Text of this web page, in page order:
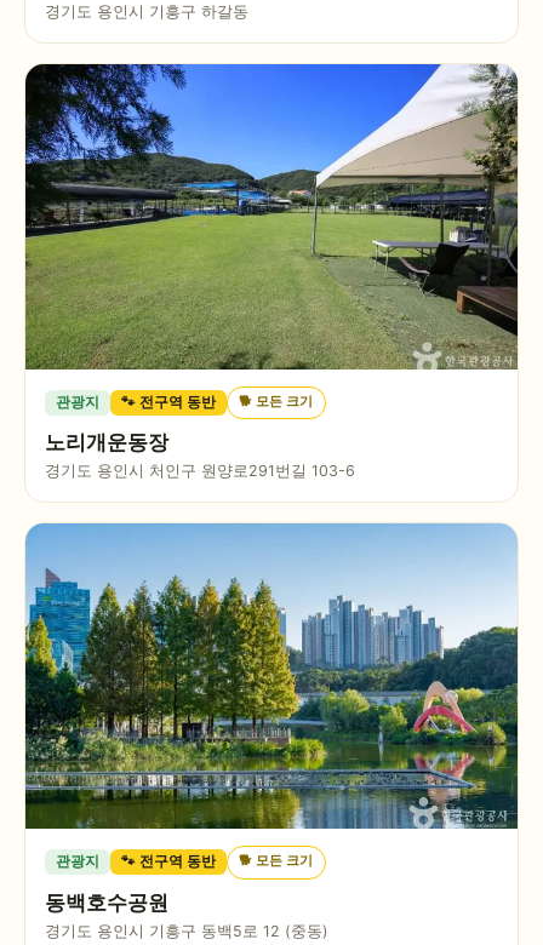
경기도 용인시 기흥구 하갈동
관광지 🐾 전구역 동반 🐕모든 크기
노리개운동장
경기도 용인시 처인구 원양로291번길 103-6
관광지 🐾 전구역 동반 🐕모든 크기
동백호수공원
경기도 용인시 기흥구 동백5로 12 (중동)